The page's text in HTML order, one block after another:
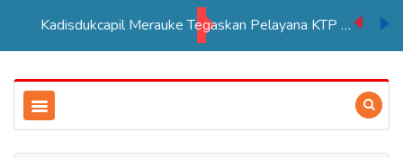
Kadisdukcapil Merauke Tegaskan Pelayana KTP Sesuai SOP